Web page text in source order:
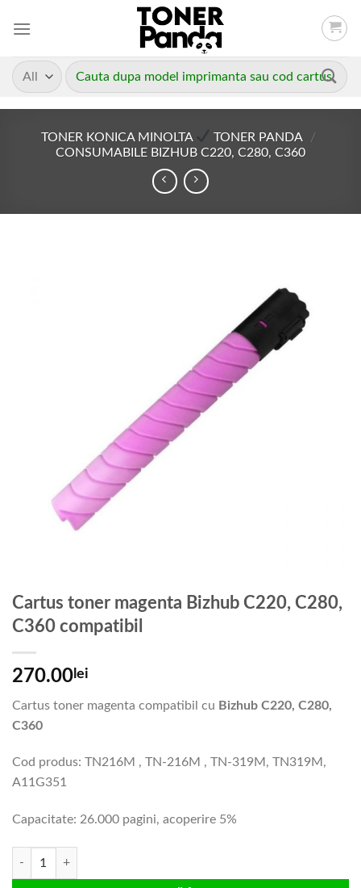
Caută
după:
TONER KONICA MINOLTA TONER PANDA
/
CONSUMABILE BIZHUB C220, C280, C360
Cartus toner magenta Bizhub C220, C280,
C360 compatibil
270.00 lei
Cartus toner magenta compatibil cu Bizhub C220, C280,
C360
Cod produs: TN216M , TN-216M , TN-319M, TN319M,
A11G351
Capacitate: 26.000 pagini, acoperire 5%